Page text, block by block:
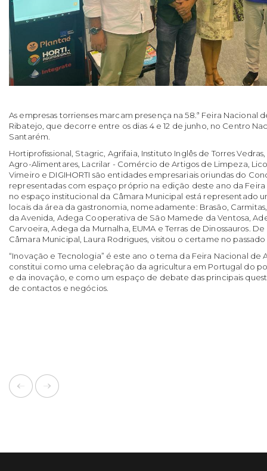
As empresas torrienses marcam presença na 58.ª Feira Nacional
Ribatejo, que decorre entre os dias 4 e 12 de junho, no Centro
Santarém.
Hortiprofissional, Stagric, Agrifaia, Instituto Inglês de Torres
Agro-Alimentares, Lacrilar - Comércio de Artigos de Limpeza,
Vimeiro e DIGIHORTI são entidades empresariais oriundas do
representadas com espaço próprio na edição deste ano da
no espaço institucional da Câmara Municipal está representado
locais da área da gastronomia, nomeadamente: Brasão,
da Avenida, Adega Cooperativa de São Mamede da Ventosa,
Carvoeira, Adega da Murnalha, EUMA e Terras de Dinossauros.
Câmara Municipal, Laura Rodrigues, visitou o certame no
“Inovação e Tecnologia” é este ano o tema da Feira Nacional de
constitui como uma celebração da agricultura em Portugal do
e da inovação, e como um espaço de debate das principais
de contactos e negócios.